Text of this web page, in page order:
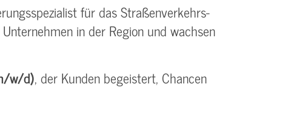
für das Straßenverkehrs-
in der Region und wachsen
w/d), der Kunden begeistert, Chancen